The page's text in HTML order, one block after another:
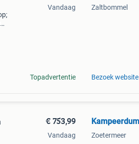
Vandaag
Topadvertentie
Zaltbommel
Bezoek website
€ 753,99
Vandaag Zoetermeer